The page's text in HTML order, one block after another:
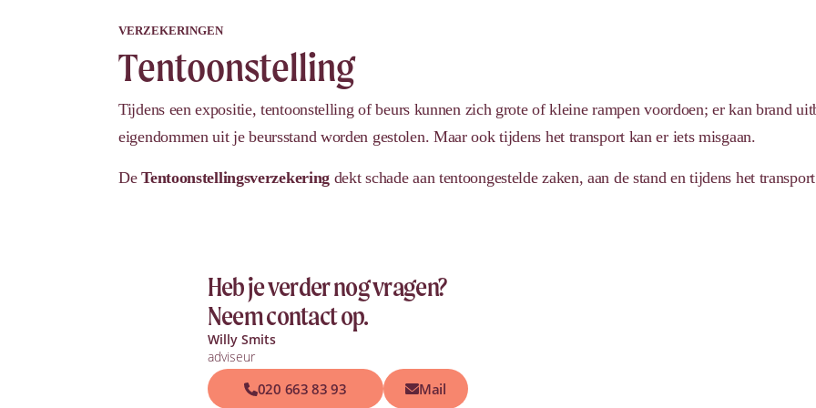
VERZEKERINGEN
Tentoonstelling
Tijdens een expositie, tentoonstelling of beurs kunnen zich grote of kleine rampen voordoen; er kan brand
eigendommen uit je beursstand worden gestolen. Maar ook tijdens het transport kan er iets misgaan.
DeTentoonstellingsverzekering dekt schade aan tentoongestelde zaken, aan de stand en tijdens het
Heb je verder nog vragen?
Neem contact op.
Willy Smits
adviseur
020 663 83 93 Mail